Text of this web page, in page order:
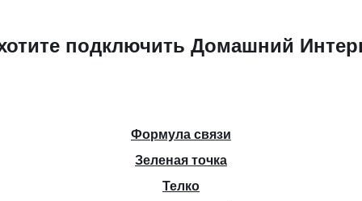
подключить Домашний
Формула связи
Зеленая точка
Телко